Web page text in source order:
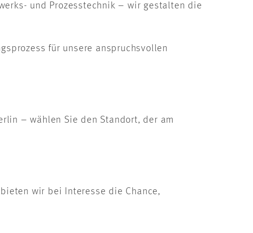
und Prozesstechnik – wir gestalten die
für unsere anspruchsvollen
– wählen Sie den Standort, der am
wir bei Interesse die Chance,